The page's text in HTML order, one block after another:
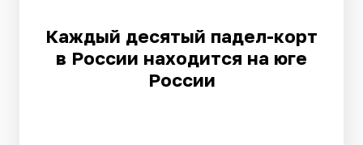
Каждый десятый падел-корт
в России находится на юге
России